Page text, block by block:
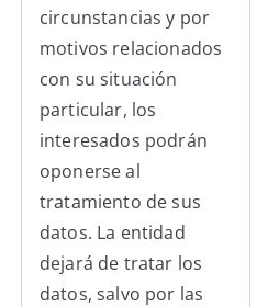
circunstancias y por
motivos relacionados
con su situación
particular, los
interesados podrán
oponerse al
tratamiento de sus
datos. La entidad
dejará de tratar los
datos, salvo por las